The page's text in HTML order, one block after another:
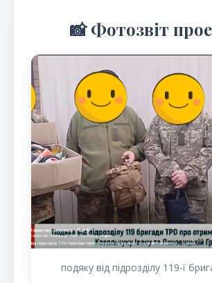
📸 Фотозвіт
подяку від підрозділу 119-ї